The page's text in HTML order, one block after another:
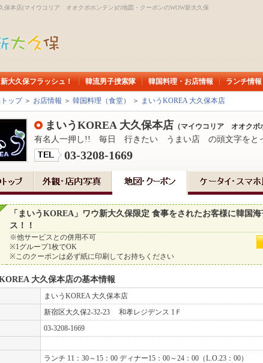
保本店(マイウコリア オオクボホンテン)の地図・クーポンのWOW新大久保
新大久保フラッシュ！ 韓流男子捜索隊 韓国料理・お店情報 ランチ情報
ップ＞ お店情報 ＞ 韓国料理（食堂） ＞ まいうKOREA 大久保本店
まいうKOREA 大久保本店 （マイウコリア オオクボ
有名人一押し!! 毎日 行きたい うまい店 の頭文字をとっ
03-3208-1669
「まいうKOREA」ワウ新大久保限定 食事をされたお客様に韓国
ス！！
※他サービスとの併用不可
※1グループ1枚でOK
※このクーポンは必ず紙に印刷してお持ちください
大久保本店の基本情報
まいうKOREA 大久保本店
新宿区大久保2-32-23 和孝レジデンス 1Ｆ
03-3208-1669
ランチ 11：30～15：00 ディナー15：00～24：00（L.O.23：00）